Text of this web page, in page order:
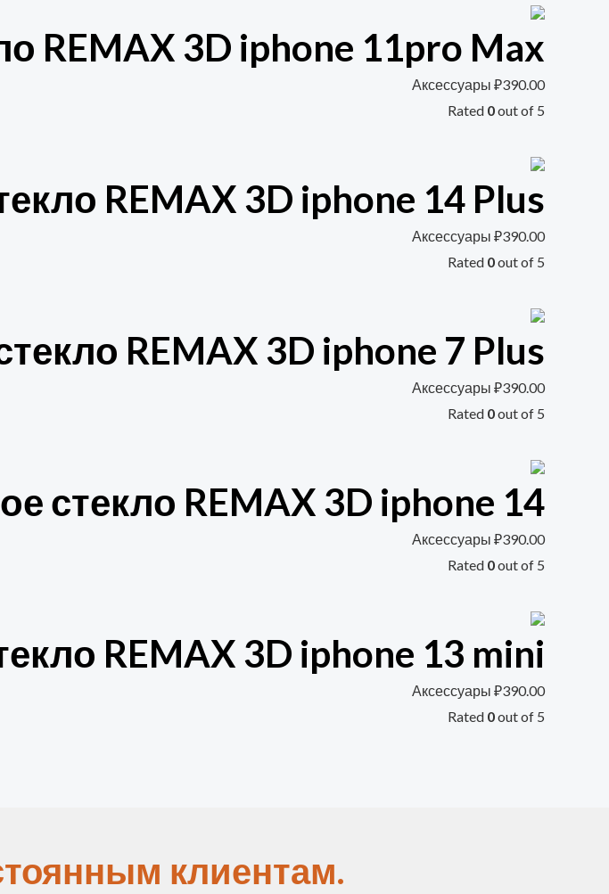
REMAX 3D iphone 11pro Max
Аксессуары ₽390.00
Rated 0out of 5
REMAX 3D iphone 14 Plus
Аксессуары ₽390.00
Rated 0out of 5
REMAX 3D iphone 7 Plus
Аксессуары ₽390.00
Rated 0out of 5
стекло REMAX 3D iphone 14
Аксессуары ₽390.00
Rated 0out of 5
REMAX 3D iphone 13 mini
Аксессуары ₽390.00
Rated 0out of 5
клиентам.